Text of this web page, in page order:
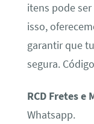
itens pode
isso,
garantir que
segura.
RCD Fretes e
Whatsapp.